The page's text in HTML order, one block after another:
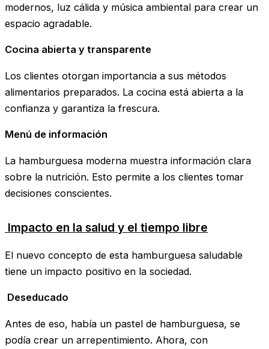
modernos, luz cálida y música ambiental para crear un
espacio agradable.
Cocina abierta y transparente
Los clientes otorgan importancia a sus métodos
alimentarios preparados. La cocina está abierta a la
confianza y garantiza la frescura.
Menú de información
La hamburguesa moderna muestra información clara
sobre la nutrición. Esto permite a los clientes tomar
decisiones conscientes.
Impacto en la salud y el tiempo libre
El nuevo concepto de esta hamburguesa saludable
tiene un impacto positivo en la sociedad.
Deseducado
Antes de eso, había un pastel de hamburguesa, se
podía crear un arrepentimiento. Ahora, con